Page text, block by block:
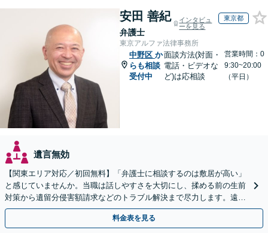
安田 善紀
弁護士
インタビュ
ーを見る
東京都
東京アルファ法律事務所
中野区 か
らも相談
受付中
面談方法(対面・
電話・ビデオな
ど)は応相談
営業時間：0
9:30~20:00
（平日）
遺言無効
【関東エリア対応／初回無料】「弁護士に相談するのは敷居が高い」
と感じていませんか。当職は話しやすさを大切にし、揉める前の生前
対策から遺留分侵害額請求などのトラブル解決まで尽力します。遠方
にお住まいの方もWeb面談で安心してご相談いただけます
料金表を見る